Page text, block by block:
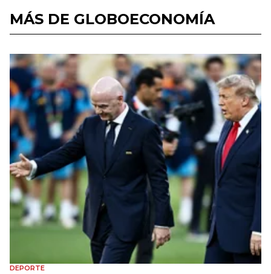
MÁS DE GLOBOECONOMÍA
DEPORTE